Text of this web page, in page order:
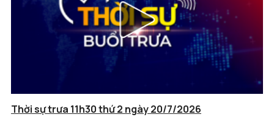
Thời sự trưa 11h30 thứ 2 ngày 20/7/2026